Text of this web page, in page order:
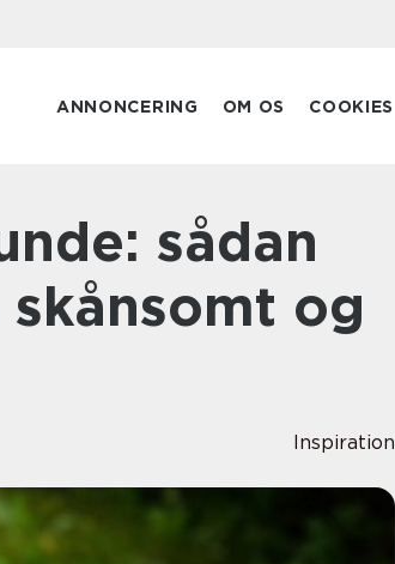
ANNONCERING OM OS COOKIES
og
Inspiration